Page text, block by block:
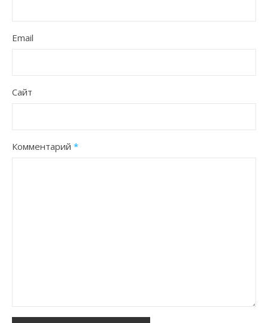
Email
Сайт
Комментарий *